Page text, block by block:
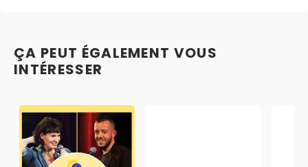
ÇA PEUT ÉGALEMENT VOUS
INTÉRESSER